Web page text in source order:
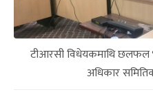
टीआरसी विधेयकमाथि छलफल
अधिकार